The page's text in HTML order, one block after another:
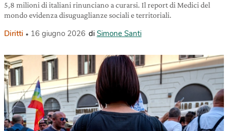
5,8 milioni di italiani rinunciano a curarsi. Il report di Medici del
mondo evidenza disuguaglianze sociali e territoriali.
Diritti 16 giugno 2026 di Simone Santi